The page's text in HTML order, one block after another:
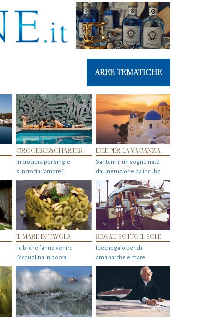
AREE TEMATICHE
CROCIERE&CHARTER
In crociera per single
s'incrocia l’amore?
IDEE PER LA VACANZA
Santorini, un sogno nato
da un’eruzione da incubo
IL MARE IN TAVOLA
I cibi che fanno venire
l’acquolina in bocca
REGALI SOTTO IL SOLE
Idee regalo per chi
ama barche e mare